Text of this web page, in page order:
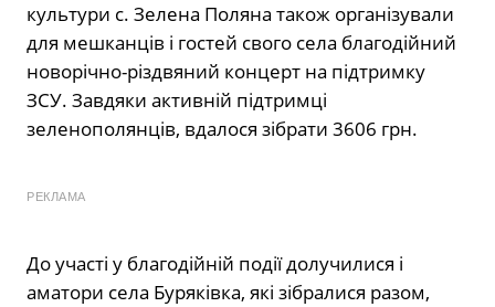
культури с. Зелена Поляна також організували
для мешканців і гостей свого села благодійний
новорічно-різдвяний концерт на підтримку
ЗСУ. Завдяки активній підтримці
зеленополянців, вдалося зібрати 3606 грн.
РЕКЛАМА
До участі у благодійній події долучилися і
аматори села Буряківка, які зібралися разом,